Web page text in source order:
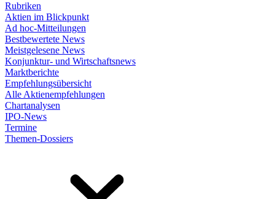
Rubriken
Aktien im Blickpunkt
Ad hoc-Mitteilungen
Bestbewertete News
Meistgelesene News
Konjunktur- und Wirtschaftsnews
Marktberichte
Empfehlungsübersicht
Alle Aktienempfehlungen
Chartanalysen
IPO-News
Termine
Themen-Dossiers